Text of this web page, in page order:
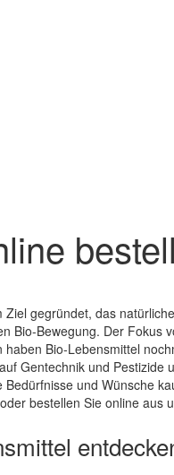
gegründet, das
Bio-Bewegung. Der Fokus
Bio-Lebensmittel
Gentechnik und
und Wünsche
bestellen Sie online aus